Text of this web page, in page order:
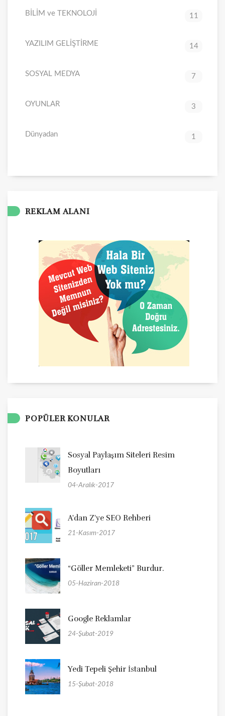
BİLİM ve TEKNOLOJİ 11
YAZILIM GELİŞTİRME 14
SOSYAL MEDYA 7
OYUNLAR 3
Dünyadan 1
REKLAM ALANI
POPÜLER KONULAR
Sosyal Paylaşım Siteleri Resim
Boyutları
04-Aralık-2017
A'dan Z'ye SEO Rehberi
21-Kasım-2017
“Göller Memleketi” Burdur.
05-Haziran-2018
Google Reklamlar
24-Şubat-2019
Yedi Tepeli Şehir İstanbul
15-Şubat-2018